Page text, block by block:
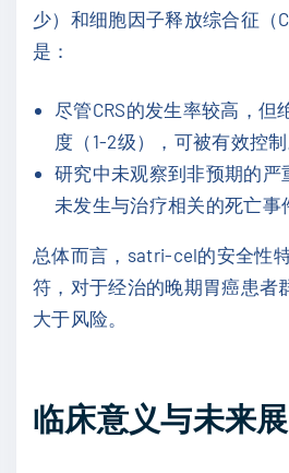
少）和细胞因子释放综合征（
是：
尽管CRS的发生率较高，但
度（1-2级），可被有效控制
研究中未观察到非预期的严
未发生与治疗相关的死亡事
总体而言，satri-cel的安全性
符，对于经治的晚期胃癌患者
大于风险。
临床意义与未来